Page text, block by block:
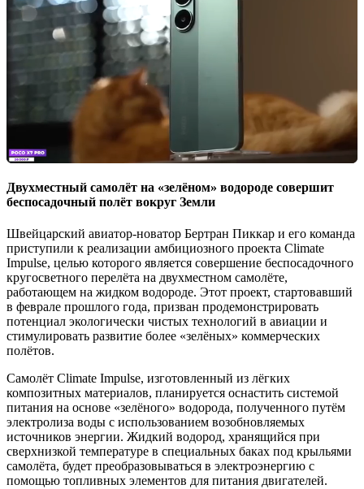
Двухместный самолёт на «зелёном» водороде совершит
беспосадочный полёт вокруг Земли
Швейцарский авиатор-новатор Бертран Пиккар и его команда
приступили к реализации амбициозного проекта Climate
Impulse, целью которого является совершение беспосадочного
кругосветного перелёта на двухместном самолёте,
работающем на жидком водороде. Этот проект, стартовавший
в феврале прошлого года, призван продемонстрировать
потенциал экологически чистых технологий в авиации и
стимулировать развитие более «зелёных» коммерческих
полётов.
Самолёт Climate Impulse, изготовленный из лёгких
композитных материалов, планируется оснастить системой
питания на основе «зелёного» водорода, полученного путём
электролиза воды с использованием возобновляемых
источников энергии. Жидкий водород, хранящийся при
сверхнизкой температуре в специальных баках под крыльями
самолёта, будет преобразовываться в электроэнергию с
помощью топливных элементов для питания двигателей.